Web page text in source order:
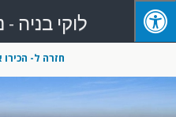
לוקי בניה
חזרה ל-